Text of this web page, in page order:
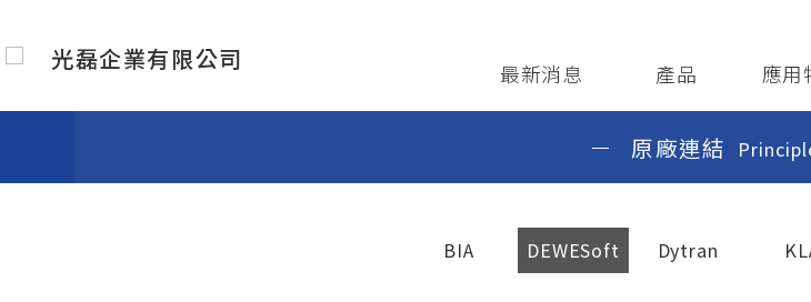
光磊企業有限公司 最新消息 產品 應用
原廠連結
BIA DEWESoft Dytran